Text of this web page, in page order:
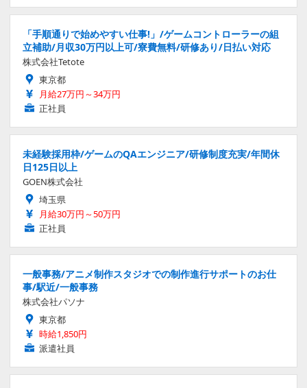
「手順通りで始めやすい仕事!」/ゲームコントローラーの組
立補助/月収30万円以上可/寮費無料/研修あり/日払い対応
株式会社Tetote
東京都
月給27万円～34万円
正社員
未経験採用枠/ゲームのQAエンジニア/研修制度充実/年間休
日125日以上
GOEN株式会社
埼玉県
月給30万円～50万円
正社員
一般事務/アニメ制作スタジオでの制作進行サポートのお仕
事/駅近/一般事務
株式会社パソナ
東京都
時給1,850円
派遣社員